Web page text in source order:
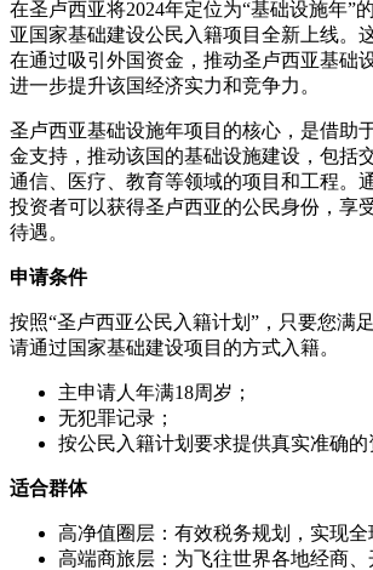
在圣卢西亚将2024年定位为“基础设施年”
亚国家基础建设公民入籍项目全新上线。
在通过吸引外国资金，推动圣卢西亚基础
进一步提升该国经济实力和竞争力。
圣卢西亚基础设施年项目的核心，是借助
金支持，推动该国的基础设施建设，包括
通信、医疗、教育等领域的项目和工程。
投资者可以获得圣卢西亚的公民身份，享
待遇。
申请条件
按照“圣卢西亚公民入籍计划”，只要您满
请通过国家基础建设项目的方式入籍。
主申请人年满18周岁；
无犯罪记录；
按公民入籍计划要求提供真实准确的
适合群体
高净值圈层：有效税务规划，实现全
高端商旅层：为飞往世界各地经商